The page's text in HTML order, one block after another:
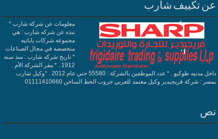
تكييف شارب
معلومات عن شركة شارب *
نبذه عن شركه شارب : هي
مجموعه شركات يابانيه
متخصصه في مجال الصناعات
* تاريخ شركه شارب : منذ سنه
1912 . * مقر الشركة الأم :
داخل مدنيه طوكيو . * عدد الموظفين بالشركة : 55580 حتي عام 2012 . *وكيل شارب
: شركة فريجيدير وكيل معتمد للعربي جروب الخط الساخن 01111410660